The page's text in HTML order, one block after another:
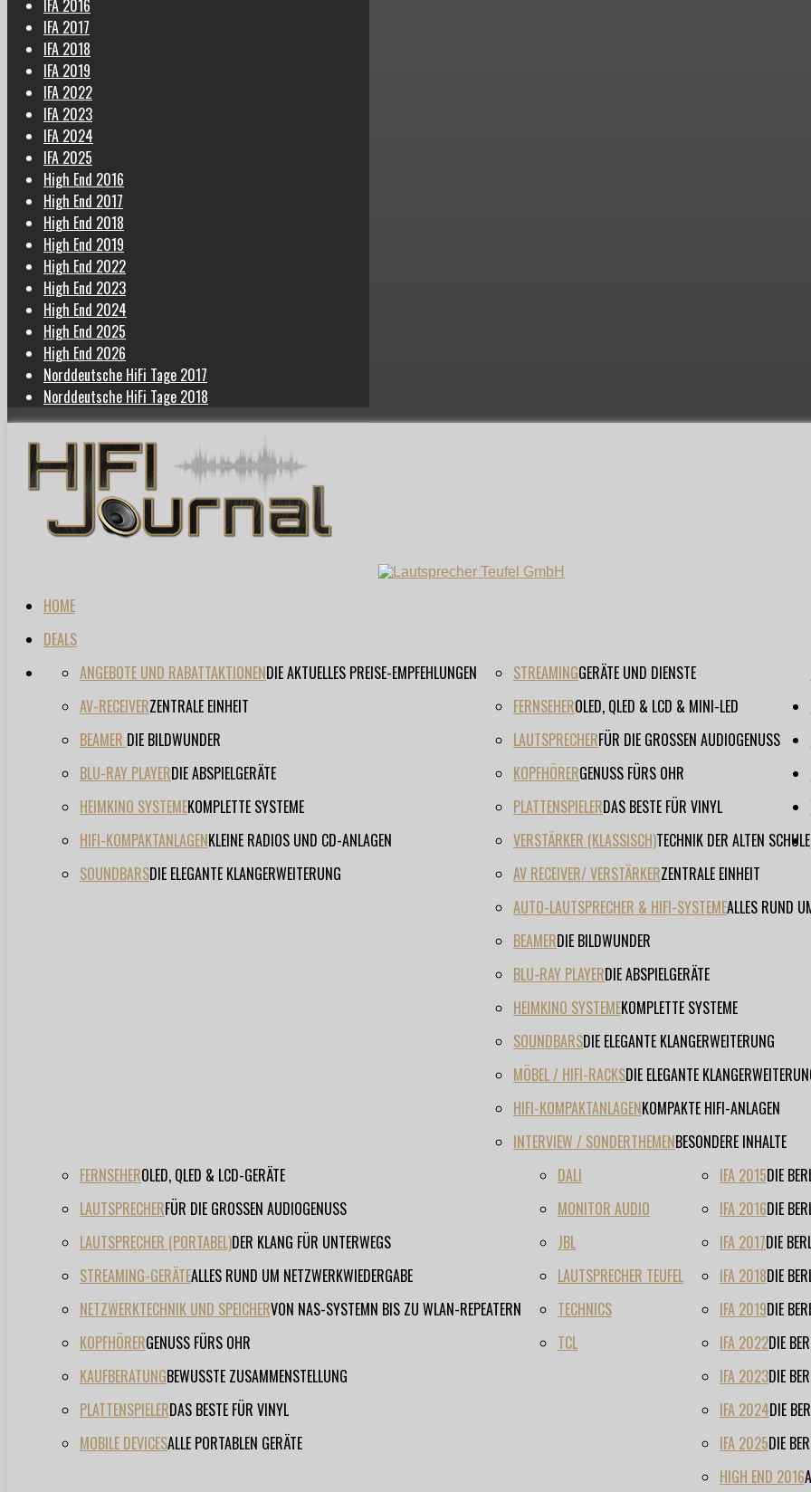
IFA 2016
IFA 2017
IFA 2018
IFA 2019
IFA 2022
IFA 2023
IFA 2024
IFA 2025
High End 2016
High End 2017
High End 2018
High End 2019
High End 2022
High End 2023
High End 2024
High End 2025
High End 2026
Norddeutsche HiFi Tage 2017
Norddeutsche HiFi Tage 2018
HOME
DEALS
ANGEBOTE UND RABATTAKTIONENDIE AKTUELLES PREISE-EMPFEHLUNGEN
AV-RECEIVERZENTRALE EINHEIT
BEAMER DIE BILDWUNDER
BLU-RAY PLAYERDIE ABSPIELGERÄTE
HEIMKINO SYSTEMEKOMPLETTE SYSTEME
HIFI-KOMPAKTANLAGENKLEINE RADIOS UND CD-ANLAGEN
SOUNDBARSDIE ELEGANTE KLANGERWEITERUNG
STREAMINGGERÄTE UND DIENSTE
FERNSEHEROLED, QLED & LCD & MINI-LED
LAUTSPRECHERFÜR DIE GROSSEN AUDIOGENUSS
KOPFHÖRERGENUSS FÜRS OHR
PLATTENSPIELERDAS BESTE FÜR VINYL
VERSTÄRKER (KLASSISCH)TECHNIK DER ALTEN SCHULE
AV RECEIVER/ VERSTÄRKERZENTRALE EINHEIT
AUTO-LAUTSPRECHER & HIFI-SYSTEMEALLES RUND
BEAMERDIE BILDWUNDER
BLU-RAY PLAYERDIE ABSPIELGERÄTE
HEIMKINO SYSTEMEKOMPLETTE SYSTEME
SOUNDBARSDIE ELEGANTE KLANGERWEITERUNG
MÖBEL / HIFI-RACKSDIE ELEGANTE
HIFI-KOMPAKTANLAGENKOMPAKTE HIFI-ANLAGEN
INTERVIEW / SONDERTHEMENBESONDERE INHALTE
FERNSEHEROLED, QLED & LCD-GERÄTE
LAUTSPRECHERFÜR DIE GROSSEN AUDIOGENUSS
LAUTSPRECHER (PORTABEL)DER KLANG FÜR UNTERWEGS
STREAMING-GERÄTEALLES RUND UM NETZWERKWIEDERGABE
NETZWERKTECHNIK UND SPEICHERVON NAS-SYSTEMN BIS ZU WLAN-REPEATERN
KOPFHÖRERGENUSS FÜRS OHR
KAUFBERATUNGBEWUSSTE ZUSAMMENSTELLUNG
PLATTENSPIELERDAS BESTE FÜR VINYL
MOBILE DEVICESALLE PORTABLEN GERÄTE
DALI
MONITOR AUDIO
JBL
LAUTSPRECHER TEUFEL
TECHNICS
TCL
IFA 2015DIE
IFA 2016DIE
IFA 2017DIE
IFA 2018DIE
IFA 2019DIE
IFA 2022DIE
IFA 2023DIE
IFA 2024DIE
IFA 2025DIE
HIGH END 2016